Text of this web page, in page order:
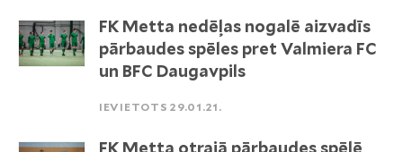
FK Metta nedēļas nogalē aizvadīs
pārbaudes spēles pret Valmiera FC
un BFC Daugavpils
IEVIETOTS 29.01.21.
FK Metta otrajā pārbaudes spēlē